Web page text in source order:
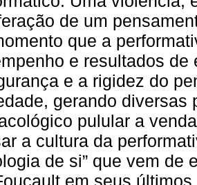
de um
que a
e resultados
e a rigidez do
gerando diversas
pulular a
a cultura da
de si” que vem de
em seus